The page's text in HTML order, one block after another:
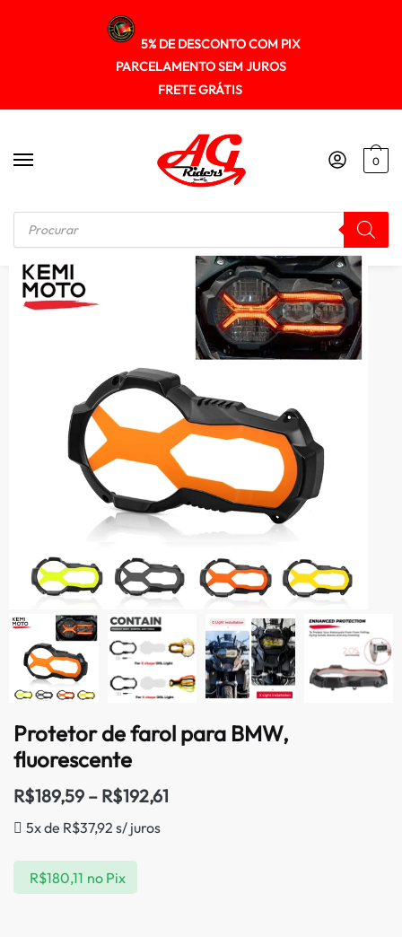
5% DE DESCONTO COM PIX
PARCELAMENTO SEM JUROS
FRETE GRÁTIS
0
Início / PROTETOR DE FAROL Protetor de farol para BMW, fluorescente
Protetor de farol para BMW,
fluorescente
R$189,59 – R$192,61
5x de R$37,92 s/ juros
R$180,11 no Pix